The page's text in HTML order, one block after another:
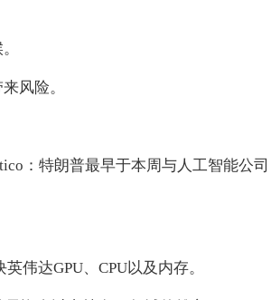
风险。
：特朗普最早于本周与人工智能公司
伟达GPU、CPU以及内存。